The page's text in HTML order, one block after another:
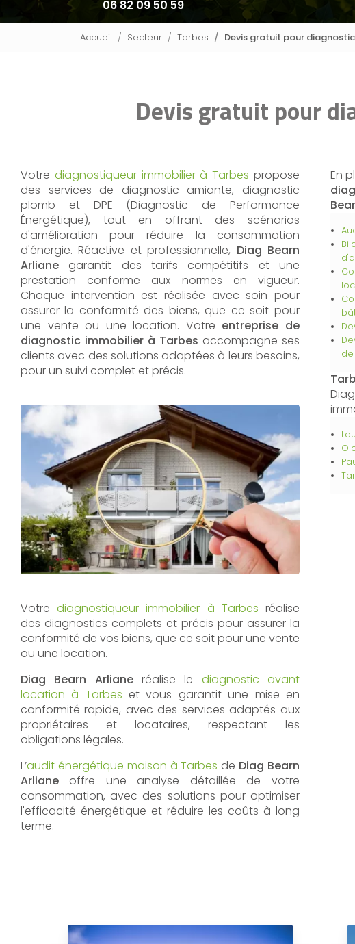
06 82 09 50 59
Accueil Secteur Tarbes Devis gratuit pour
Devis gratuit pour
Votre diagnostiqueur immobilier à Tarbes propose
des services de diagnostic amiante, diagnostic
plomb et DPE (Diagnostic de Performance
Énergétique), tout en offrant des scénarios
d'amélioration pour réduire la consommation
d'énergie. Réactive et professionnelle, Diag Bearn
Arliane garantit des tarifs compétitifs et une
prestation conforme aux normes en vigueur.
Chaque intervention est réalisée avec soin pour
assurer la conformité des biens, que ce soit pour
une vente ou une location. Votre entreprise de
diagnostic immobilier à Tarbes accompagne ses
clients avec des solutions adaptées à leurs besoins,
pour un suivi complet et précis.
Votrediagnostiqueur immobilier à Tarbes réalise
des diagnostics complets et précis pour assurer la
conformité de vos biens, que ce soit pour une vente
ou une location.
Diag Bearn Arliane réalise le diagnostic avant
location à Tarbes et vous garantit une mise en
conformité rapide, avec des services adaptés aux
propriétaires et locataires, respectant les
obligations légales.
L’audit énergétique maison à Tarbes de Diag Bearn
Arliane offre une analyse détaillée de votre
consommation, avec des solutions pour optimiser
l'efficacité énergétique et réduire les coûts à long
terme.
En